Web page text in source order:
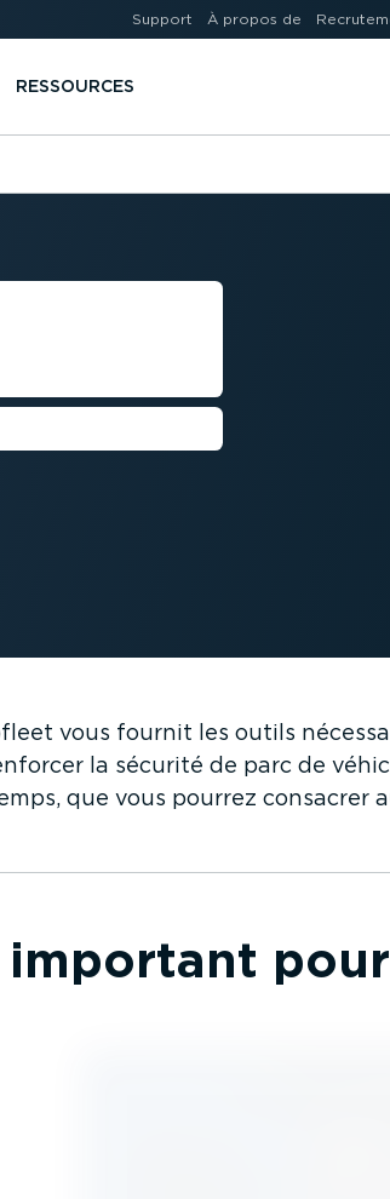
Support À propos de
RESSOURCES
vous fournit les outils
la sécurité de parc de
que vous pourrez consacrer